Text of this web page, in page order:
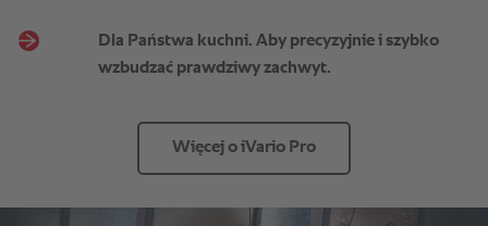
Dla Państwa kuchni. Aby precyzyjnie i szybko
wzbudzać prawdziwy zachwyt.
Więcej o iVario Pro